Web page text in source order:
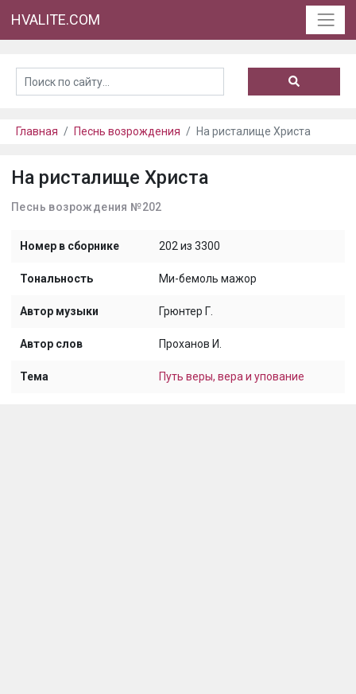
HVALITE.COM
Главная Песнь возрождения На ристалище Христа
На ристалище Христа
Песнь возрождения №202
Номер в сборнике 202 из 3300
Тональность Ми-бемоль мажор
Автор музыки Грюнтер Г.
Автор слов Проханов И.
Тема Путь веры, вера и упование